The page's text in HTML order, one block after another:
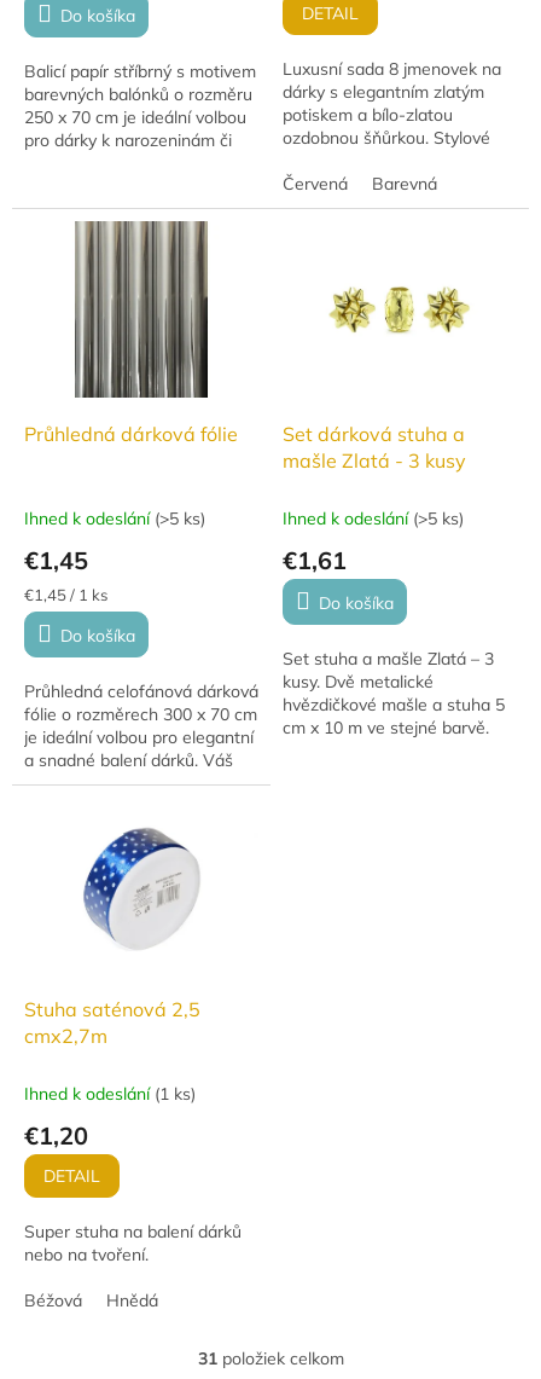
Do košíka
Balicí papír stříbrný s motivem
barevných balónků o rozměru
250 x 70 cm je ideální volbou
pro dárky k narozeninám či
i...
DETAIL
Luxusní sada 8 jmenovek na
dárky s elegantním zlatým
potiskem a bílo-zlatou
ozdobnou šňůrkou. Stylové
baleno v dekorativním balení
17×17 cm.
Červená Barevná
Průhledná dárková fólie
Ihned k odeslání (>5 ks)
€1,45
Jednotková
cena:
€1,45 / 1 ks
Do košíka
Průhledná celofánová dárková
fólie o rozměrech 300 x 70 cm
je ideální volbou pro elegantní
a snadné balení dárků. Váš
dárek bude vypadat dokonale
Set dárková stuha a
mašle Zlatá - 3 kusy
Ihned k odeslání (>5 ks)
€1,61
Do košíka
Set stuha a mašle Zlatá – 3
kusy. Dvě metalické
hvězdičkové mašle a stuha 5
cm x 10 m ve stejné barvě.
Stuha saténová 2,5
cmx2,7m
Ihned k odeslání (1 ks)
€1,20
DETAIL
Super stuha na balení dárků
nebo na tvoření.
Béžová Hnědá
O
31položiek celkom